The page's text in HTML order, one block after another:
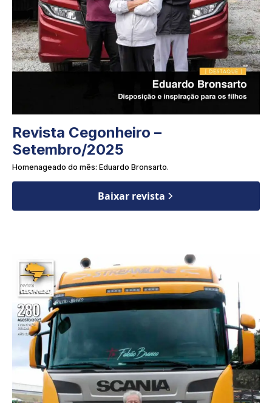
Revista Cegonheiro –
Setembro/2025
Homenageado do mês: Eduardo Bronsarto.
Baixar revista